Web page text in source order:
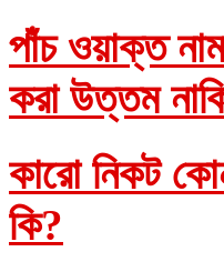
পাঁচ ওয়াক্ত
করা উত্তম
কারো নিকট
কি?